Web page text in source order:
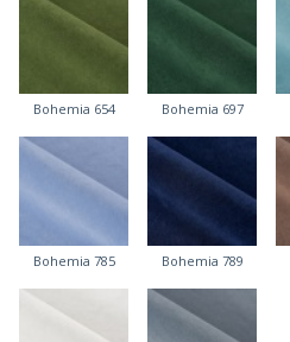
Bohemia 654 Bohemia 697
Bohemia 785 Bohemia 789